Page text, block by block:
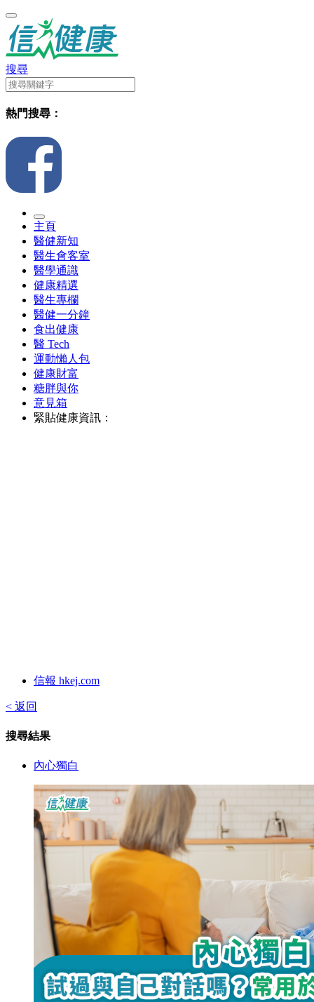
搜尋
熱門搜尋：
主頁
醫健新知
醫生會客室
醫學通識
健康精選
醫生專欄
醫健一分鐘
食出健康
醫 Tech
運動懶人包
健康財富
糖胖與你
意見箱
緊貼健康資訊：
信報 hkej.com
< 返回
搜尋結果
內心獨白